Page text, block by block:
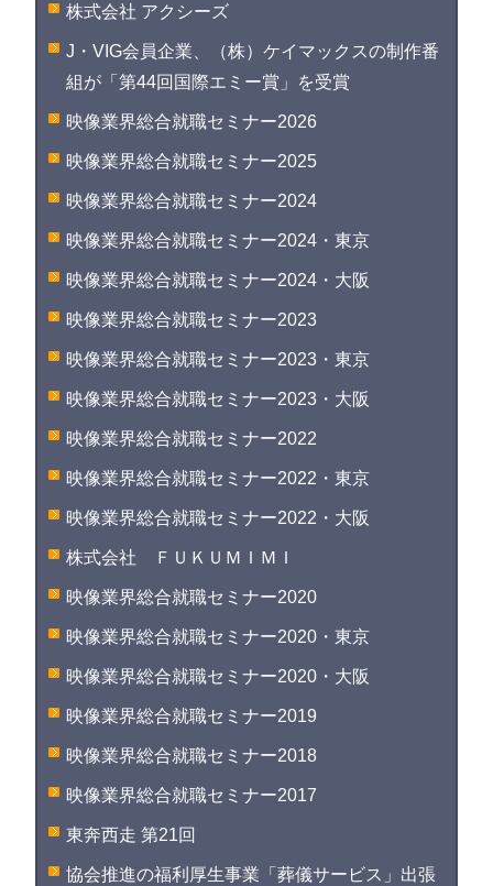
株式会社 アクシーズ
J・VIG会員企業、（株）ケイマックスの制作番
組が「第44回国際エミー賞」を受賞
映像業界総合就職セミナー2026
映像業界総合就職セミナー2025
映像業界総合就職セミナー2024
映像業界総合就職セミナー2024・東京
映像業界総合就職セミナー2024・大阪
映像業界総合就職セミナー2023
映像業界総合就職セミナー2023・東京
映像業界総合就職セミナー2023・大阪
映像業界総合就職セミナー2022
映像業界総合就職セミナー2022・東京
映像業界総合就職セミナー2022・大阪
株式会社 ＦＵＫＵＭＩＭＩ
映像業界総合就職セミナー2020
映像業界総合就職セミナー2020・東京
映像業界総合就職セミナー2020・大阪
映像業界総合就職セミナー2019
映像業界総合就職セミナー2018
映像業界総合就職セミナー2017
東奔西走 第21回
協会推進の福利厚生事業「葬儀サービス」出張